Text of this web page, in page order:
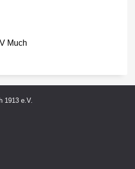
Much
1913 e.V.